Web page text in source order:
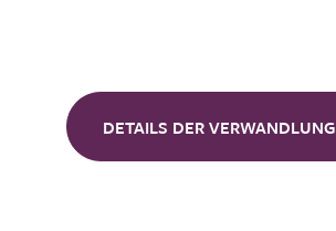
DETAILS DER VERWANDLUNG